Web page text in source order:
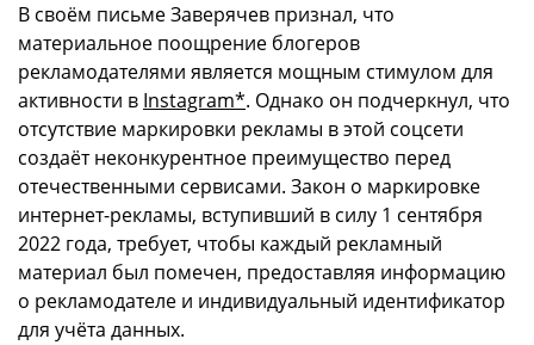
В своём письме Заверячев признал, что
материальное поощрение блогеров
рекламодателями является мощным стимулом для
активности в Instagram*. Однако он подчеркнул, что
отсутствие маркировки рекламы в этой соцсети
создаёт неконкурентное преимущество перед
отечественными сервисами. Закон о маркировке
интернет-рекламы, вступивший в силу 1 сентября
2022 года, требует, чтобы каждый рекламный
материал был помечен, предоставляя информацию
о рекламодателе и индивидуальный идентификатор
для учёта данных.